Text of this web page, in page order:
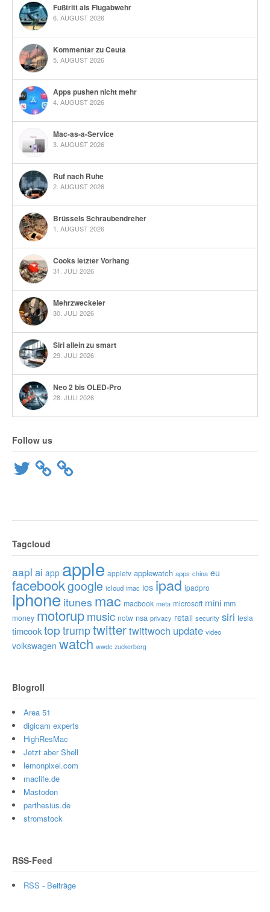
Fußtritt als Flugabwehr
6. AUGUST 2026
Kommentar zu Ceuta
5. AUGUST 2026
Apps pushen nicht mehr
4. AUGUST 2026
Mac-as-a-Service
3. AUGUST 2026
Ruf nach Ruhe
2. AUGUST 2026
Brüssels Schraubendreher
1. AUGUST 2026
Cooks letzter Vorhang
31. JULI 2026
Mehrzweckeier
30. JULI 2026
Siri allein zu smart
29. JULI 2026
Neo 2 bis OLED-Pro
28. JULI 2026
Follow us
Twitter
Tagcloud
aapl ai app apple appletv applewatch apps china eu
facebookgoogle icloud imac ios ipad ipadpro
iphone itunes mac macbook meta microsoft mini mm
money motorupmusic notw nsa privacy retail security siri tesla
timcooktop trumptwittertwittwoch update video
volkswagen watch wwdc zuckerberg
Blogroll
Area 51
digicam experts
HighResMac
Jetzt aber Shell
lemonpixel.com
maclife.de
Mastodon
parthesius.de
stromstock
RSS-Feed
RSS - Beiträge